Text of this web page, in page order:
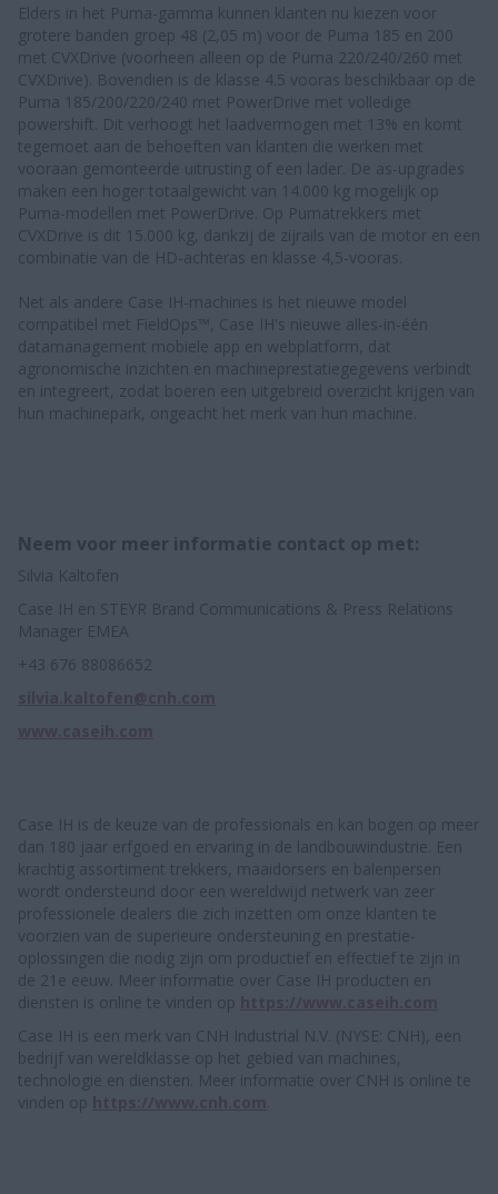
Elders in het Puma-gamma kunnen klanten nu kiezen voor
grotere banden groep 48 (2,05 m) voor de Puma 185 en 200
met CVXDrive (voorheen alleen op de Puma 220/240/260 met
CVXDrive). Bovendien is de klasse 4.5 vooras beschikbaar op de
Puma 185/200/220/240 met PowerDrive met volledige
powershift. Dit verhoogt het laadvermogen met 13% en komt
tegemoet aan de behoeften van klanten die werken met
vooraan gemonteerde uitrusting of een lader. De as-upgrades
maken een hoger totaalgewicht van 14.000 kg mogelijk op
Puma-modellen met PowerDrive. Op Pumatrekkers met
CVXDrive is dit 15.000 kg, dankzij de zijrails van de motor en een
combinatie van de HD-achteras en klasse 4,5-vooras.
Net als andere Case IH-machines is het nieuwe model
compatibel met FieldOps™, Case IH's nieuwe alles-in-één
datamanagement mobiele app en webplatform, dat
agronomische inzichten en machineprestatiegegevens verbindt
en integreert, zodat boeren een uitgebreid overzicht krijgen van
hun machinepark, ongeacht het merk van hun machine.
Neem voor meer informatie contact op met:
Silvia Kaltofen
Case IH en STEYR Brand Communications & Press Relations
Manager EMEA
+43 676 88086652
Case IH is de keuze van de professionals en kan bogen op meer
dan 180 jaar erfgoed en ervaring in de landbouwindustrie. Een
krachtig assortiment trekkers, maaidorsers en balenpersen
wordt ondersteund door een wereldwijd netwerk van zeer
professionele dealers die zich inzetten om onze klanten te
voorzien van de superieure ondersteuning en prestatie-
oplossingen die nodig zijn om productief en effectief te zijn in
de 21e eeuw. Meer informatie over Case IH producten en
diensten is online te vinden op
Case IH is een merk van CNH Industrial N.V. (NYSE: CNH), een
bedrijf van wereldklasse op het gebied van machines,
technologie en diensten. Meer informatie over CNH is online te
vinden op